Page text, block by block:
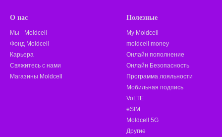
О нас
Мы - Moldcell
Фонд Moldcell
Карьера
Свяжитесь с нами
Магазины Moldcell
Полезные
My Moldcell
moldcell money
Онлайн пополнение
Онлайн Безопасность
Программа лояльности
Мобильная подпись
VoLTE
eSIM
Moldcell 5G
Другие